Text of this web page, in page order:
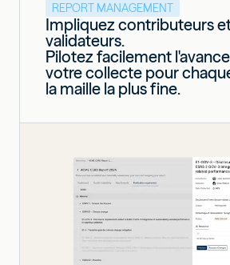
REPORT MANAGEMENT
Impliquez contributeurs
validateurs.
Pilotez facilement
votre collecte pour
la maille la plus fine.